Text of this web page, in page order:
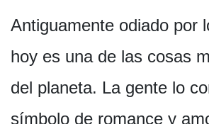
Antiguamente odiado por
hoy es una de las cosas
del planeta. La gente lo
símbolo de romance y